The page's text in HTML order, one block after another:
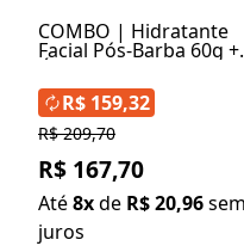
COMBO | Hidratante
Facial Pós-Barba 60g +
Pomada Capilar Efeito
Matte 130g
R$ 209,70
R$ 167,70
Até8xde R$ 20,96sem
juros
R$ 159,32